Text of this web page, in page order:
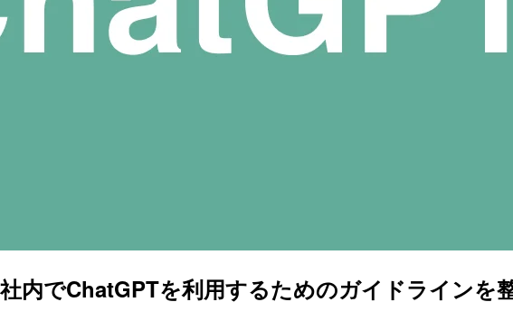
内でChatGPTを利用するためのガイドラインを